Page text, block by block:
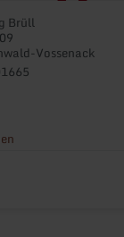
Brüll
Vossenack